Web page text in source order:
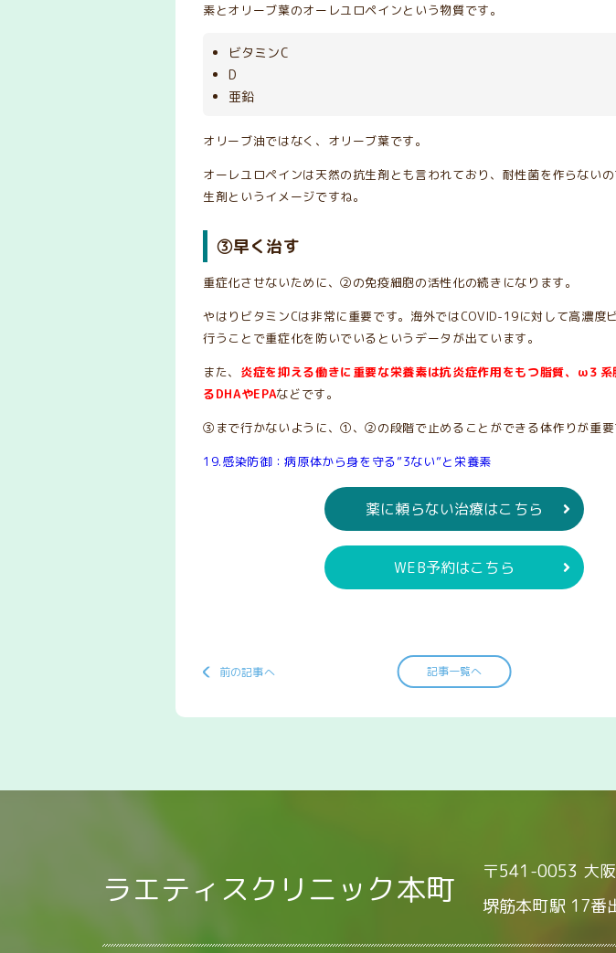
素とオリーブ葉のオーレユロペインという物質です。
ビタミンC
D
亜鉛
オリーブ油ではなく、オリーブ葉です。
オーレユロペインは天然の抗生剤とも言われており、耐性菌を作らない
生剤というイメージですね。
③早く治す
重症化させないために、②の免疫細胞の活性化の続きになります。
やはりビタミンCは非常に重要です。海外ではCOVID-19に対して高濃度
行うことで重症化を防いでいるというデータが出ています。
また、 炎症を抑える働きに重要な栄養素は抗炎症作用をもつ脂質、ω３
るDHAやEPAなどです。
③まで行かないように、①、②の段階で止めることができる体作りが重
19.感染防御：病原体から身を守る”3ない”と栄養素
薬に頼らない治療はこちら
WEB予約はこちら
前の記事へ 記事一覧へ
ラエティスクリニック本町
〒541-0053 大
堺筋本町駅 17番